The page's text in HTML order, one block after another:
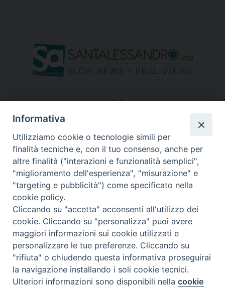
seguici su
Copyright © 2026 Diocesi di Bergamo - C. F. 01072200163 - Tutti i
diritti riservati. -Note legali -Privacy policy
Preferenze Cookie
Informativa
Utilizziamo cookie o tecnologie simili per
finalità tecniche e, con il tuo consenso, anche per
altre finalità ("interazioni e funzionalità semplici",
"miglioramento dell'esperienza", "misurazione" e
"targeting e pubblicità") come specificato nella
cookie policy.
Cliccando su "accetta" acconsenti all'utilizzo dei
cookie. Cliccando su "personalizza" puoi avere
maggiori informazioni sui cookie utilizzati e
personalizzare le tue preferenze. Cliccando su
"rifiuta" o chiudendo questa informativa proseguirai
la navigazione installando i soli cookie tecnici.
Ulteriori informazioni sono disponibili nellacookie